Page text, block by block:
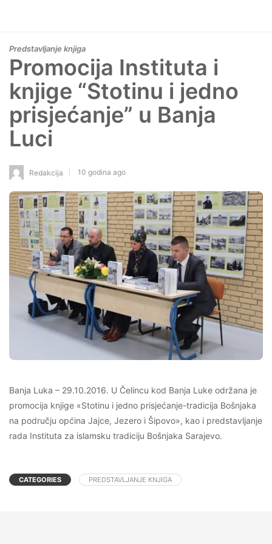
Predstavljanje knjiga
Promocija Instituta i
knjige “Stotinu i jedno
prisjećanje” u Banja
Luci
Redakcija 10 godina ago
Banja Luka – 29.10.2016. U Čelincu kod Banja Luke održana je
promocija knjige «Stotinu i jedno prisjećanje-tradicija Bošnjaka
na području općina Jajce, Jezero i Šipovo», kao i predstavljanje
rada Instituta za islamsku tradiciju Bošnjaka Sarajevo.
CATEGORIES PREDSTAVLJANJE KNJIGA